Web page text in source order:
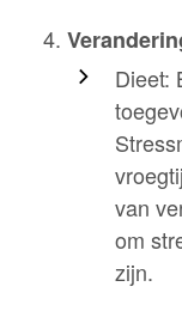
Dieet:
van
om
zijn.